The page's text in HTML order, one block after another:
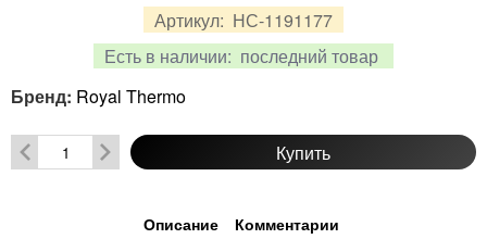
Артикул: НС-1191177
Есть в наличии: последний товар
Бренд: Royal Thermo
Купить
Описание Комментарии